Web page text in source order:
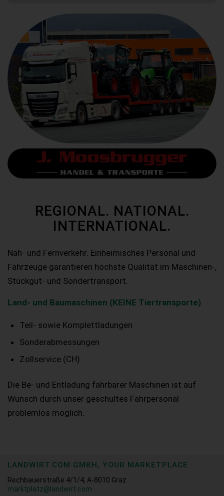
REGIONAL. NATIONAL.
INTERNATIONAL.
Nah- und Fernverkehr. Einheimisches Personal und
Fahrzeuge garantieren höchste Qualität im Maschinen-,
Stückgut- und Sondertransport.
Land- und Baumaschinen (KEINE Tiertransporte)
Teil- sowie Komplettladungen
Sonderabmessungen
Zollservice (CH)
Die Be- und Entladung fahrbarer Maschinen ist auf
Wunsch durch unser geschultes Fahrpersonal
problemlos möglich.
LANDWIRT.COM GMBH, YOUR MARKETPLACE
Rechbauerstraße 4/1/4, A-8010 Graz
marktplatz@landwirt.com